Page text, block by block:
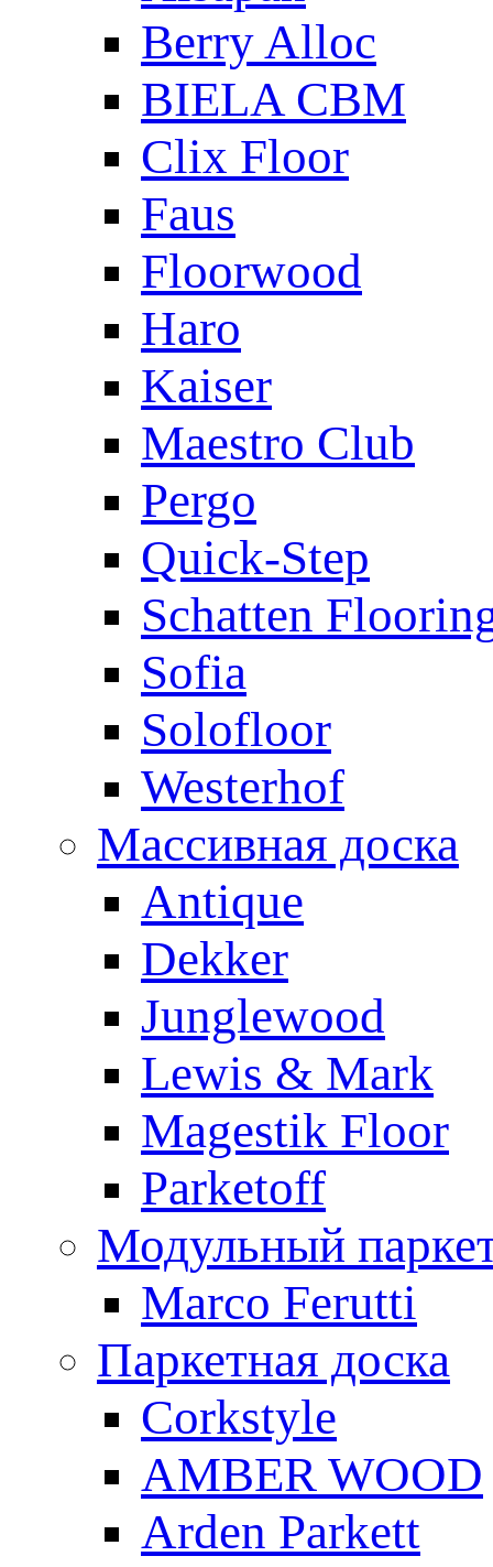
Berry Alloc
BIELA CBM
Clix Floor
Faus
Floorwood
Haro
Kaiser
Maestro Club
Pergo
Quick-Step
Schatten
Sofia
Solofloor
Westerhof
Массивная доска
Antique
Dekker
Junglewood
Lewis & Mark
Magestik Floor
Parketoff
Модульный
Marco Ferutti
Паркетная доска
Corkstyle
AMBER WOOD
Arden Parkett